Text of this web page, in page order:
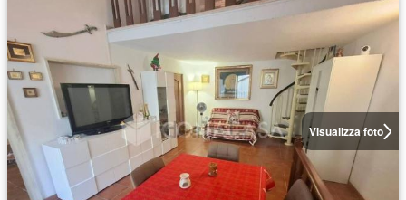
Visualizza foto